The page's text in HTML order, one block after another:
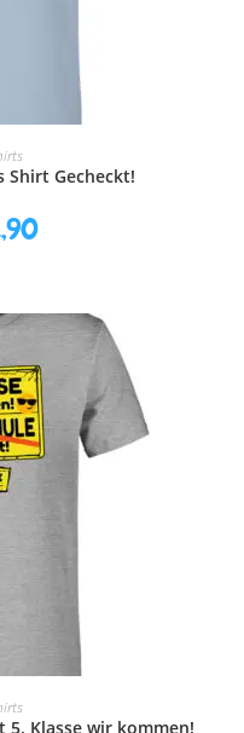
Shirt Gecheckt!
5. Klasse wir kommen!